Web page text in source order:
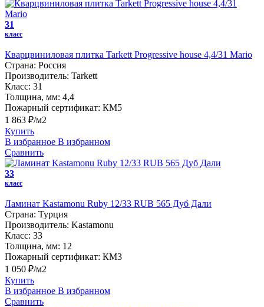
31
класс
Кварцвиниловая плитка Tarkett Progressive house 4,4/31 Mario
Страна: Россия
Производитель: Tarkett
Класс: 31
Толщина, мм: 4,4
Пожарный сертификат: КМ5
1 863 ₽/м2
Купить
В избранное В избранном
Сравнить
33
класс
Ламинат Kastamonu Ruby 12/33 RUB 565 Дуб Дали
Страна: Турция
Производитель: Kastamonu
Класс: 33
Толщина, мм: 12
Пожарный сертификат: КМ3
1 050 ₽/м2
Купить
В избранное В избранном
Сравнить